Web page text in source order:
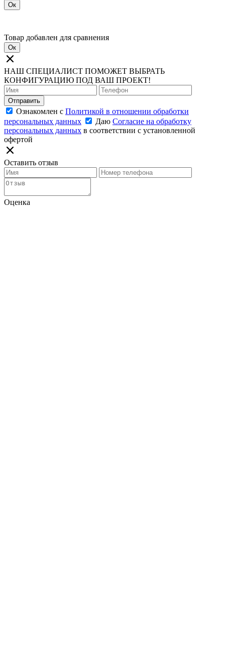
Ок
Товар добавлен для сравнения
Ок
НАШ СПЕЦИАЛИСТ ПОМОЖЕТ ВЫБРАТЬ
КОНФИГУРАЦИЮ ПОД ВАШ ПРОЕКТ!
Отправить
Ознакомлен с Политикой в отношении обработки
персональных данных
Даю Согласие на обработку
персональных данных в соответствии с установленной
офертой
Оставить отзыв
Оценка